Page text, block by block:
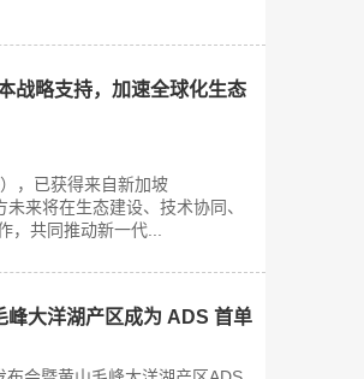
战略支持，加速全球化生态
，已获得来自新加坡
来将在生态建设、技术协同、
，共同推动新一代...
峰大洋湖产区成为 ADS 首单